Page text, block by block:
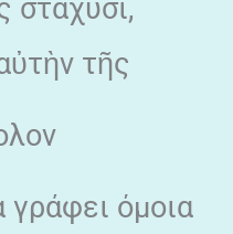
στάχυσι,
τῆς
γράφει όμοια